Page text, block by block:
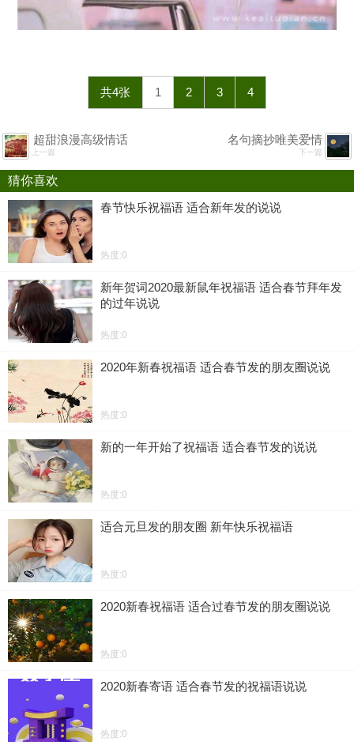
共4张 1 2 3 4
超甜浪漫高级情话
上一篇
名句摘抄唯美爱情
下一篇
猜你喜欢
春节快乐祝福语 适合新年发的说说
热度:0
新年贺词2020最新鼠年祝福语 适合春节拜年发
的过年说说
热度:0
2020年新春祝福语 适合春节发的朋友圈说说
热度:0
新的一年开始了祝福语 适合春节发的说说
热度:0
适合元旦发的朋友圈 新年快乐祝福语
热度:0
2020新春祝福语 适合过春节发的朋友圈说说
热度:0
2020新春寄语 适合春节发的祝福语说说
热度:0